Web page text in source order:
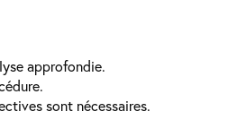
approfondie.
sont nécessaires.